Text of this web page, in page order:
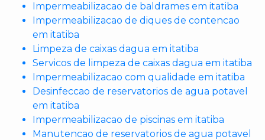
Impermeabilizacao de baldrames em itatiba
Impermeabilizacao de diques de contencao
em itatiba
Limpeza de caixas dagua em itatiba
Servicos de limpeza de caixas dagua em itatiba
Impermeabilizacao com qualidade em itatiba
Desinfeccao de reservatorios de agua potavel
em itatiba
Impermeabilizacao de piscinas em itatiba
Manutencao de reservatorios de agua potavel